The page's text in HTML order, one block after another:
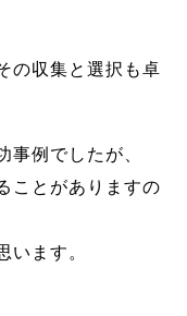
の収集と選択も卓
事例でしたが、
ことがありますの
います。